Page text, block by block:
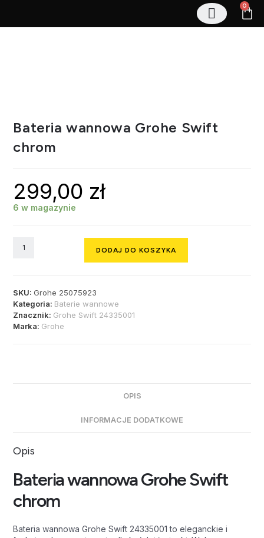
0
Bateria wannowa Grohe Swift
chrom
299,00 zł
6 w magazynie
DODAJ DO KOSZYKA
SKU:Grohe 25075923
Kategoria: Baterie wannowe
Znacznik: Grohe Swift 24335001
Marka: Grohe
OPIS
INFORMACJE DODATKOWE
Opis
Bateria wannowa Grohe Swift
chrom
Bateria wannowa Grohe Swift 24335001 to eleganckie i